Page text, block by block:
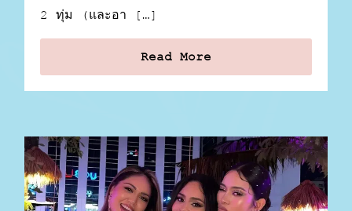
2 ทุ่ม (และอา […]
Read More